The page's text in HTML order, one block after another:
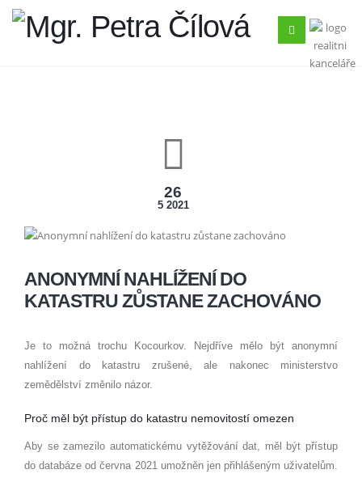
26
5 2021
ANONYMNÍ NAHLÍŽENÍ DO
KATASTRU ZŮSTANE ZACHOVÁNO
Je to možná trochu Kocourkov. Nejdříve mělo být anonymní
nahlížení do katastru zrušené, ale nakonec ministerstvo
zemědělství změnilo názor.
Proč měl být přístup do katastru nemovitostí omezen
Aby se zamezilo automatickému vytěžování dat, měl být přístup
do databáze od června 2021 umožněn jen přihlášeným uživatelům.